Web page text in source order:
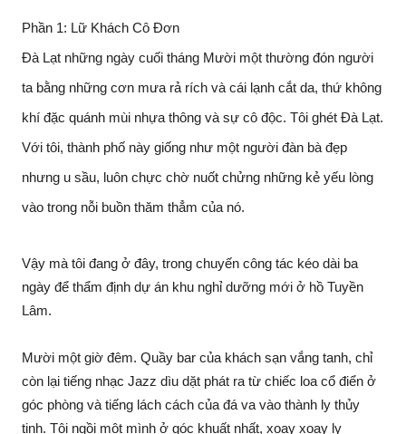
Phần 1: Lữ Khách Cô Đơn
Đà Lạt những ngày cuối tháng Mười một thường đón người
ta bằng những cơn mưa rả rích và cái lạnh cắt da, thứ không
khí đặc quánh mùi nhựa thông và sự cô độc. Tôi ghét Đà Lạt.
Với tôi, thành phố này giống như một người đàn bà đẹp
nhưng u sầu, luôn chực chờ nuốt chửng những kẻ yếu lòng
vào trong nỗi buồn thăm thẳm của nó.
Vậy mà tôi đang ở đây, trong chuyến công tác kéo dài ba
ngày để thẩm định dự án khu nghỉ dưỡng mới ở hồ Tuyền
Lâm.
Mười một giờ đêm. Quầy bar của khách sạn vắng tanh, chỉ
còn lại tiếng nhạc Jazz dìu dặt phát ra từ chiếc loa cổ điển ở
góc phòng và tiếng lách cách của đá va vào thành ly thủy
tinh. Tôi ngồi một mình ở góc khuất nhất, xoay xoay ly